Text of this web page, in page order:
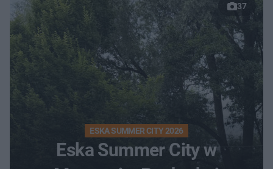
37
ESKA SUMMER CITY 2026
Eska Summer City w